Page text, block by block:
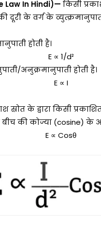
Law In Hindi)— किसी
दूरी के वर्ग के
होती है।
E ∝ 1/d²
अनुक्रमानुपाती होती है।
E ∝ I
स्रोत के द्वारा किसी
की कोज्या (cosine) के
E ∝ Cosθ